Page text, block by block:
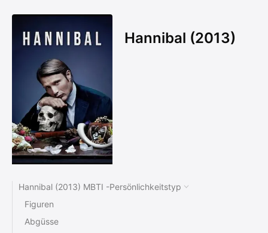
Hannibal (2013)
Hannibal (2013) MBTI -Persönlichkeitstyp
Figuren
Abgüsse